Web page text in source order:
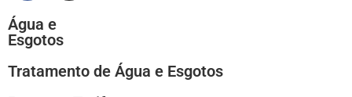
Água e
Esgotos
Tratamento de Água e Esgotos